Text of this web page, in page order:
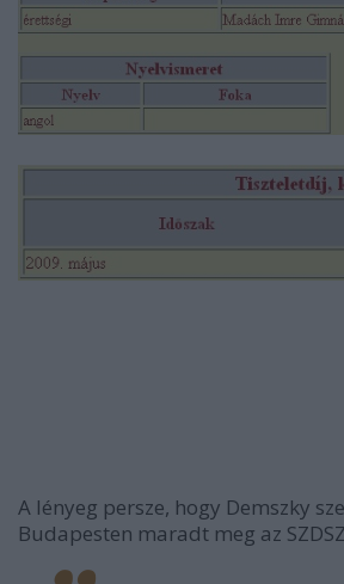
A lényeg persze, hogy Demszky
Budapesten maradt meg az